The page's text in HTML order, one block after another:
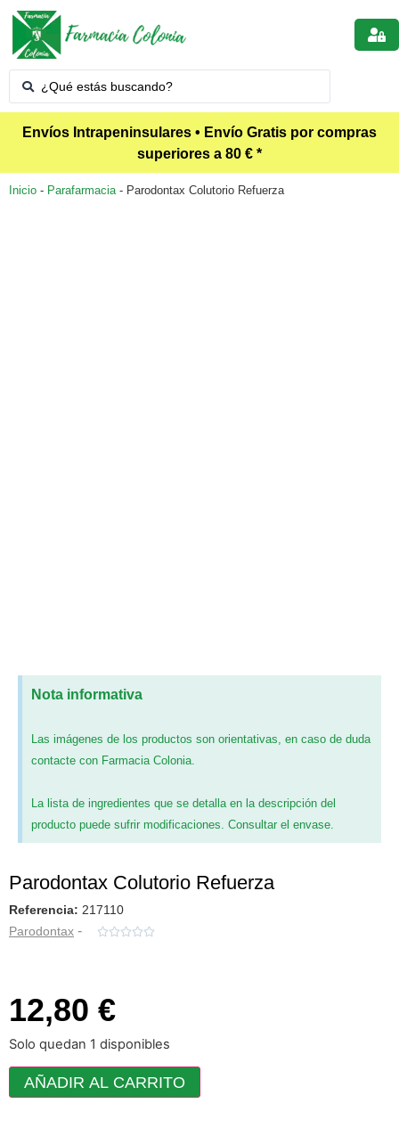
Envíos Intrapeninsulares • Envío Gratis por compras
superiores a 80 € *
Inicio - Parafarmacia- Parodontax Colutorio Refuerza
Nota informativa
Las imágenes de los productos son orientativas, en caso de duda
contacte con Farmacia Colonia.
La lista de ingredientes que se detalla en la descripción del
producto puede sufrir modificaciones. Consultar el envase.
Parodontax Colutorio Refuerza
Referencia: 217110
Parodontax - 
12,80 €
Solo quedan 1 disponibles
AÑADIR AL CARRITO